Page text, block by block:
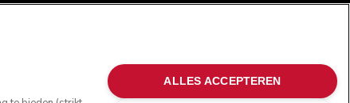
ALLES ACCEPTEREN